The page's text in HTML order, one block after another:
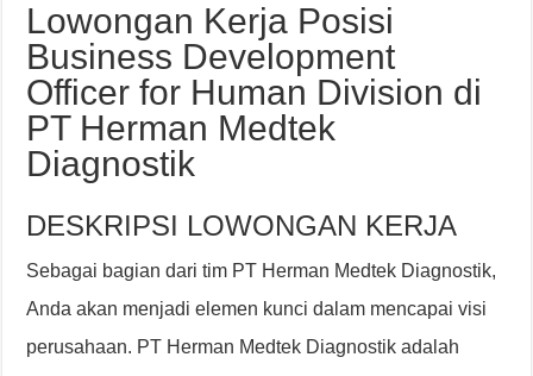
Lowongan Kerja Posisi
Business Development
Officer for Human Division di
PT Herman Medtek
Diagnostik
DESKRIPSI LOWONGAN KERJA
Sebagai bagian dari tim PT Herman Medtek Diagnostik,
Anda akan menjadi elemen kunci dalam mencapai visi
perusahaan. PT Herman Medtek Diagnostik adalah